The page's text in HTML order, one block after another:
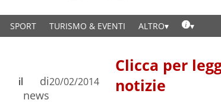
SPORT TURISMO & EVENTI ALTRO
di
news
il 20/02/2014
Clicca per
notizie